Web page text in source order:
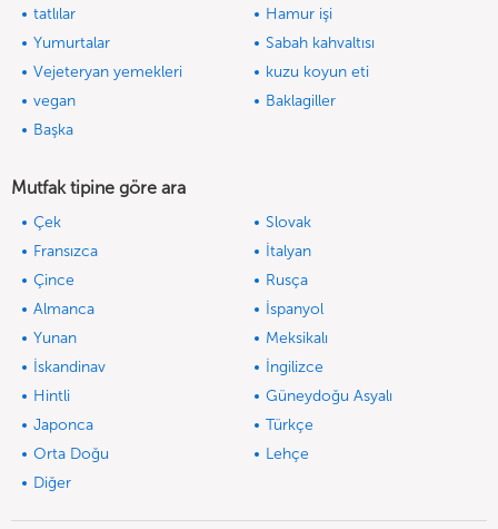
tatlılar
Hamur işi
Yumurtalar
Sabah kahvaltısı
Vejeteryan yemekleri
kuzu koyun eti
vegan
Baklagiller
Başka
Mutfak tipine göre ara
Çek
Slovak
Fransızca
İtalyan
Çince
Rusça
Almanca
İspanyol
Yunan
Meksikalı
İskandinav
İngilizce
Hintli
Güneydoğu Asyalı
Japonca
Türkçe
Orta Doğu
Lehçe
Diğer